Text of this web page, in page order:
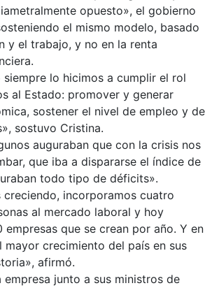
opuesto», el gobierno
el mismo modelo, basado
y el trabajo, y no en la renta
siempre lo hicimos a cumplir el rol
al Estado: promover y generar
sostener el nivel de empleo y de
sostuvo Cristina.
auguraban que con la crisis nos
que iba a dispararse el índice de
todo tipo de déficits».
creciendo, incorporamos cuatro
al mercado laboral y hoy
empresas que se crean por año. Y en
mayor crecimiento del país en sus
afirmó.
junto a sus ministros de